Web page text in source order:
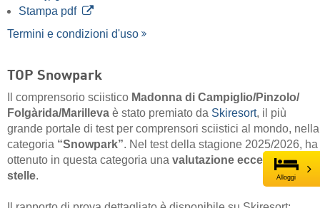
Alloggi
ottenuto in questa categoria una
Snowpark Madonna di Campiglio/​Pinzolo/​Folgàrida/​